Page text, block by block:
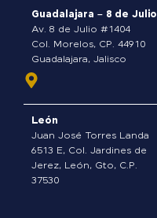
Guadalajara – 8 de Julio
Av. 8 de Julio #1404
Col. Morelos, CP. 44910
Guadalajara, Jalisco
León
Juan José Torres Landa
6513 E, Col. Jardines de
Jerez, León, Gto, C.P.
37530